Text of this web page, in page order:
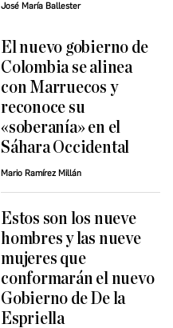
José María Ballester
El nuevo gobierno de
Colombia se alinea
con Marruecos y
reconoce su
«soberanía» en el
Sáhara Occidental
Mario Ramírez Millán
Estos son los nueve
hombres y las nueve
mujeres que
conformarán el nuevo
Gobierno de De la
Espriella